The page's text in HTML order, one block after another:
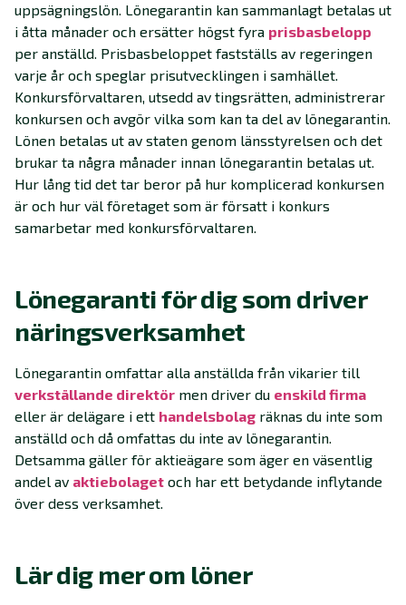
uppsägningslön. Lönegarantin kan sammanlagt betalas ut
i åtta månader och ersätter högst fyra prisbasbelopp
per anställd. Prisbasbeloppet fastställs av regeringen
varje år och speglar prisutvecklingen i samhället.
Konkursförvaltaren, utsedd av tingsrätten, administrerar
konkursen och avgör vilka som kan ta del av lönegarantin.
Lönen betalas ut av staten genom länsstyrelsen och det
brukar ta några månader innan lönegarantin betalas ut.
Hur lång tid det tar beror på hur komplicerad konkursen
är och hur väl företaget som är försatt i konkurs
samarbetar med konkursförvaltaren.
Lönegaranti för dig som driver
näringsverksamhet
Lönegarantin omfattar alla anställda från vikarier till
verkställande direktör men driver du enskild firma
eller är delägare i ett handelsbolag räknas du inte som
anställd och då omfattas du inte av lönegarantin.
Detsamma gäller för aktieägare som äger en väsentlig
andel av aktiebolaget och har ett betydande inflytande
över dess verksamhet.
Lär dig mer om löner